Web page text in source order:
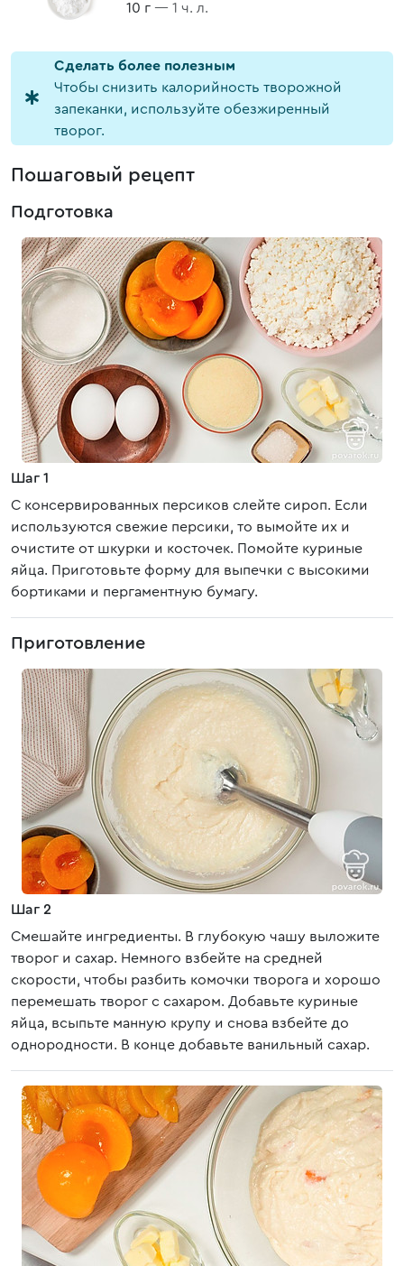
10 г — 1 ч. л.
Cделать более полезным
Чтобы снизить калорийность творожной
запеканки, используйте обезжиренный
творог.
Пошаговый рецепт
Подготовка
Шаг 1
С консервированных персиков слейте сироп. Если
используются свежие персики, то вымойте их и
очистите от шкурки и косточек. Помойте куриные
яйца. Приготовьте форму для выпечки с высокими
бортиками и пергаментную бумагу.
Приготовление
Шаг 2
Смешайте ингредиенты. В глубокую чашу выложите
творог и сахар. Немного взбейте на средней
скорости, чтобы разбить комочки творога и хорошо
перемешать творог с сахаром. Добавьте куриные
яйца, всыпьте манную крупу и снова взбейте до
однородности. В конце добавьте ванильный сахар.